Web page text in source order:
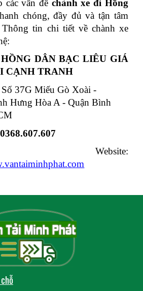
các vấn đề chành xe đi Hồng
chóng, đầy đủ và tận tâm
Thông tin chi tiết về chành xe
DÂN BẠC LIÊU GIÁ
CẠNH TRANH
Số 37G Miếu Gò Xoài -
Hưng Hòa A - Quận Bình
0368.607.607
Website: